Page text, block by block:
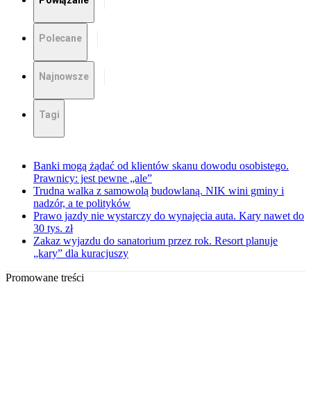
Polecane
Najnowsze
Tagi
Banki mogą żądać od klientów skanu dowodu osobistego.
Prawnicy: jest pewne „ale”
Trudna walka z samowolą budowlaną. NIK wini gminy i
nadzór, a te polityków
Prawo jazdy nie wystarczy do wynajęcia auta. Kary nawet do
30 tys. zł
Zakaz wyjazdu do sanatorium przez rok. Resort planuje
„kary” dla kuracjuszy
Promowane treści